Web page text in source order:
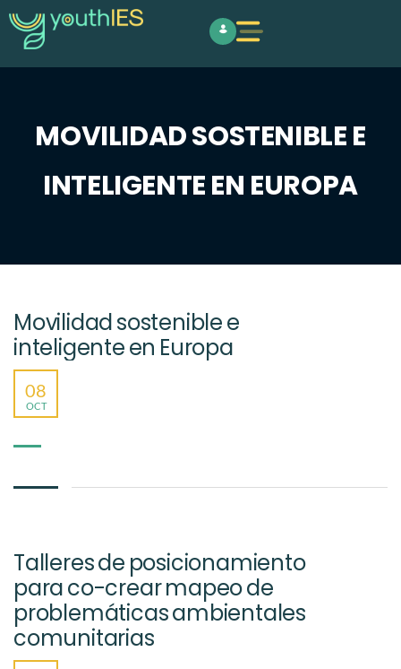
MOVILIDAD SOSTENIBLE E
INTELIGENTE EN EUROPA
Movilidad sostenible e
inteligente en Europa
08
OCT
Talleres de posicionamiento
para co-crear mapeo de
problemáticas ambientales
comunitarias